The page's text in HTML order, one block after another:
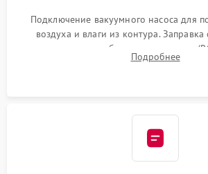
Подключение вакуумного насоса для
воздуха и влаги из контура. Заправка
дозированным объемом хладагента
электронным весам. Контроль рабочего
Подробнее